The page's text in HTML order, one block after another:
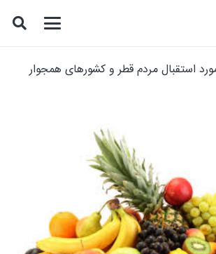
استقبال مردم قطر و کشورهای همجوار